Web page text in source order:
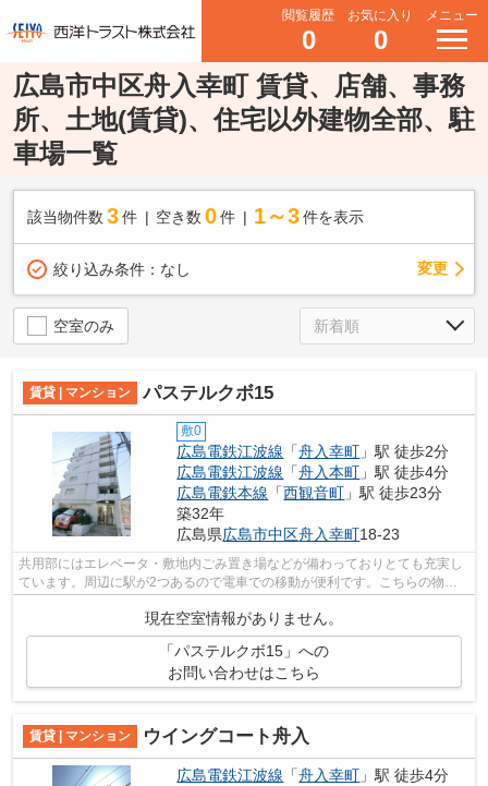
閲覧履歴
0
お気に入り
0
メニュー
広島市中区舟入幸町 賃貸、店舗、事務
所、土地(賃貸)、住宅以外建物全部、駐
車場一覧
該当物件数 3件 空き数 0 件 1～3 件を表示
絞り込み条件： なし 変更
空室のみ
賃貸 | マンション パステルクボ15
敷0
広島電鉄江波線 「舟入幸町 」駅 徒歩2分
広島電鉄江波線 「舟入本町 」駅 徒歩4分
広島電鉄本線 「西観音町 」駅 徒歩23分
築32年
広島県広島市中区舟入幸町18-23
共用部にはエレベータ・敷地内ごみ置き場などが備わっておりとても充実し
ています。周辺に駅が2つあるので電車での移動が便利です。こちらの物件
現在空室情報がありません。
「パステルクボ15」への
お問い合わせはこちら
賃貸 | マンション ウイングコート舟入
広島電鉄江波線 「舟入幸町 」駅 徒歩4分